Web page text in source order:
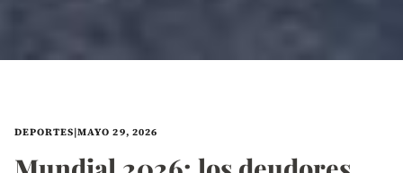
DEPORTES|MAYO 29, 2026